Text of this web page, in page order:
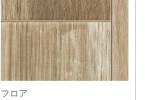
フロア